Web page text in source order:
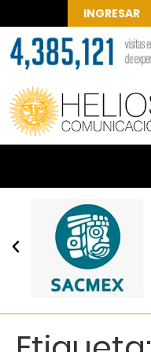
INGRESAR